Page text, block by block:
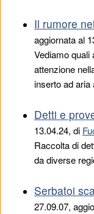
Il rumore
aggiornata al
Vediamo quali
attenzione
inserto ad aria
Detti e
13.04.24, di
Raccolta di
da diverse
Serbatoi
27.09.07,